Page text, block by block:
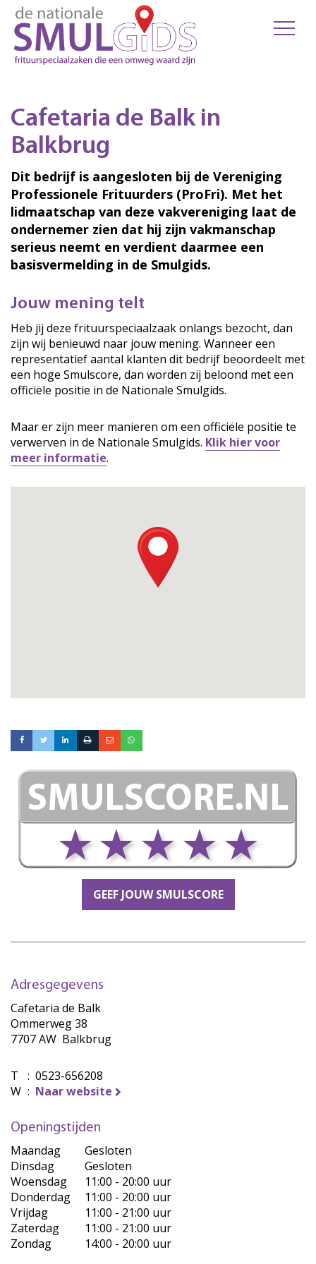
Cafetaria de Balk in
Balkbrug
Dit bedrijf is aangesloten bij de Vereniging
Professionele Frituurders (ProFri). Met het
lidmaatschap van deze vakvereniging laat de
ondernemer zien dat hij zijn vakmanschap
serieus neemt en verdient daarmee een
basisvermelding in de Smulgids.
Jouw mening telt
Heb jij deze frituurspeciaalzaak onlangs bezocht, dan
zijn wij benieuwd naar jouw mening. Wanneer een
representatief aantal klanten dit bedrijf beoordeelt met
een hoge Smulscore, dan worden zij beloond met een
officiële positie in de Nationale Smulgids.
Maar er zijn meer manieren om een officiële positie te
verwerven in de Nationale Smulgids. Klik hier voor
meer informatie.
GEEF JOUW SMULSCORE
Adresgegevens
Cafetaria de Balk
Ommerweg 38
7707 AW Balkbrug
T : 0523-656208
W : Naar website
Openingstijden
Maandag
Gesloten
Dinsdag
Gesloten
Woensdag
11:00 - 20:00 uur
Donderdag
11:00 - 20:00 uur
Vrijdag
11:00 - 21:00 uur
Zaterdag
11:00 - 21:00 uur
Zondag
14:00 - 20:00 uur